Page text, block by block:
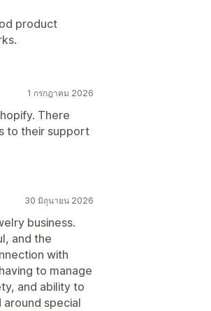
product
1 กรกฎาคม 2026
There
to their support
30 มิถุนายน 2026
business.
and the
with
to manage
and ability to
special